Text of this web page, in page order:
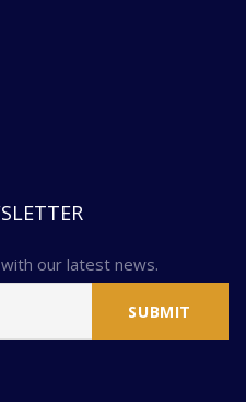
our latest news.